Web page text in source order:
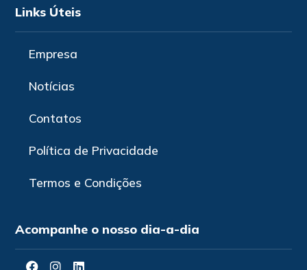
Links Úteis
Empresa
Notícias
Contatos
Política de Privacidade
Termos e Condições
Acompanhe o nosso dia-a-dia